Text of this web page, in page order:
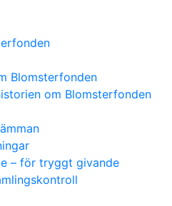
Blomsterfonden
om Blomsterfonden
– för tryggt givande